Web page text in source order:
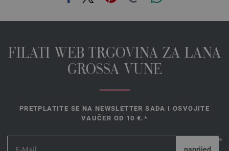
FILATI WEB TRGOVINA ZA LANA
GROSSA VUNE
PRETPLATITE SE NA NEWSLETTER SADA I OSVOJITE
VAUČER OD 10 €.*
*